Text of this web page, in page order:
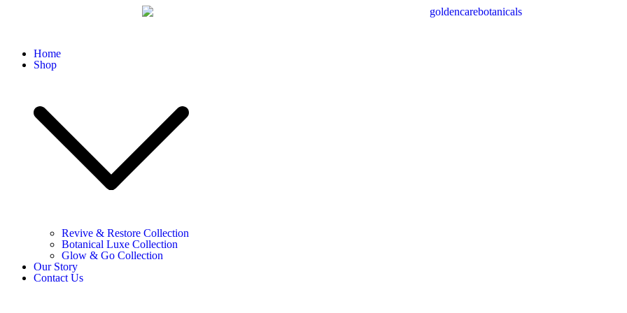
Home
Shop
Revive & Restore Collection
Botanical Luxe Collection
Glow & Go Collection
Our Story
Contact Us